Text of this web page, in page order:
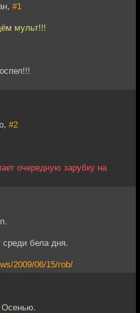
#1
мульт!!!
#2
очередную зарубку на
среди бела дня.
2009/06/15/rob/
Осенью.